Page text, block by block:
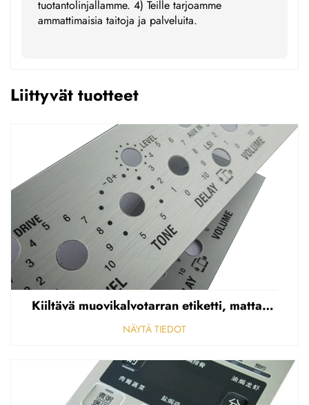
tuotantolinjallamme. 4) Teille tarjoamme
ammattimaisia taitoja ja palveluita.
Liittyvät tuotteet
Kiiltävä muovikalvotarran etiketti, mattapintainen etupaneelin tarran etiketti, korostettu polycarbonaattipäällys
NÄYTÄ TIEDOT